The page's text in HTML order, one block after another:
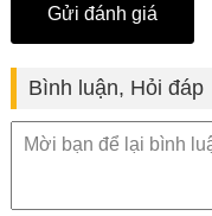
Bình luận, Hỏi đáp